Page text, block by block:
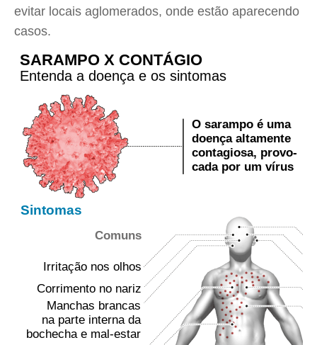
evitar locais aglomerados, onde estão aparecendo
casos.